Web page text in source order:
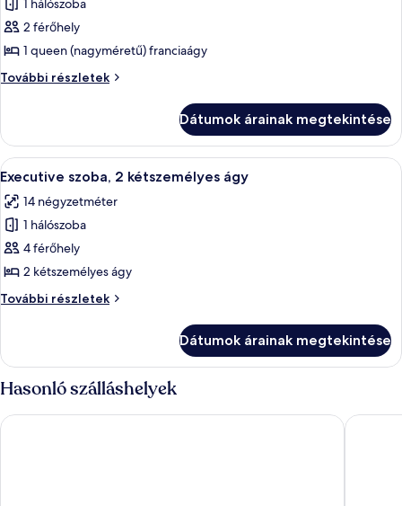
összes
képének
megtekintése:
Executive
szoba,
queen
(nagyméretű)
franciaágy
1 hálószoba
2 férőhely
1 queen (nagyméretű) franciaágy
További részletek
Executive
(nagyméretű)
franciaágy
további
Dátumok árainak megtekintése
A
következő
szoba
összes
képének
megtekintése:
Executive
szoba,
kétszemélyes
ágy
Egy szállodai szoba két ággyal,
4
Executive szoba, 2 kétszemélyes ágy
14 négyzetméter
1 hálószoba
4 férőhely
2 kétszemélyes ágy
További részletek
Executive
ágy
további
részletei
Dátumok árainak megtekintése
Hasonló szálláshelyek
Moxy NYC Times Square Hotel